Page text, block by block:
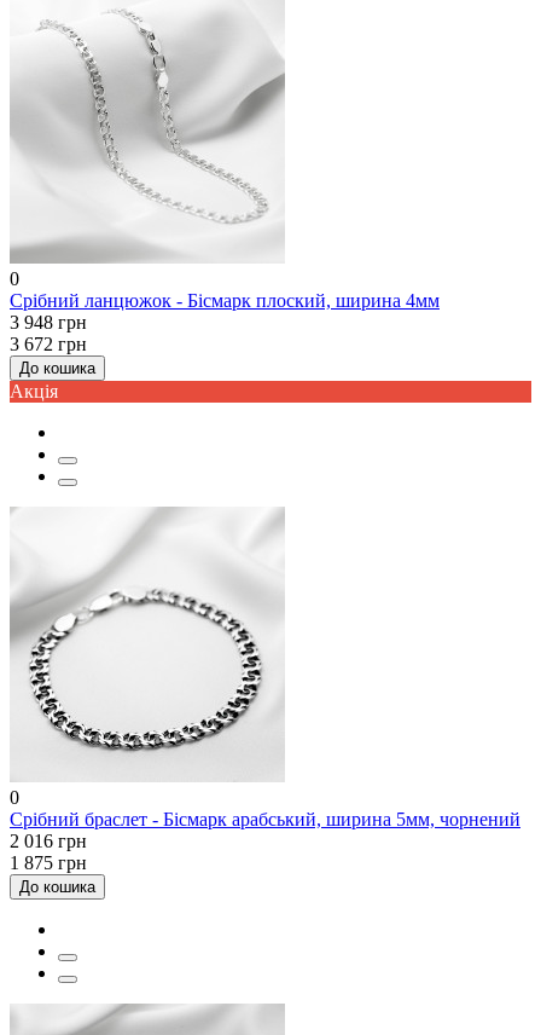
0
Срібний ланцюжок - Бісмарк плоский, ширина 4мм
3 948 грн
3 672 грн
До кошика
Акцiя
0
Срібний браслет - Бісмарк арабський, ширина 5мм, чорнений
2 016 грн
1 875 грн
До кошика